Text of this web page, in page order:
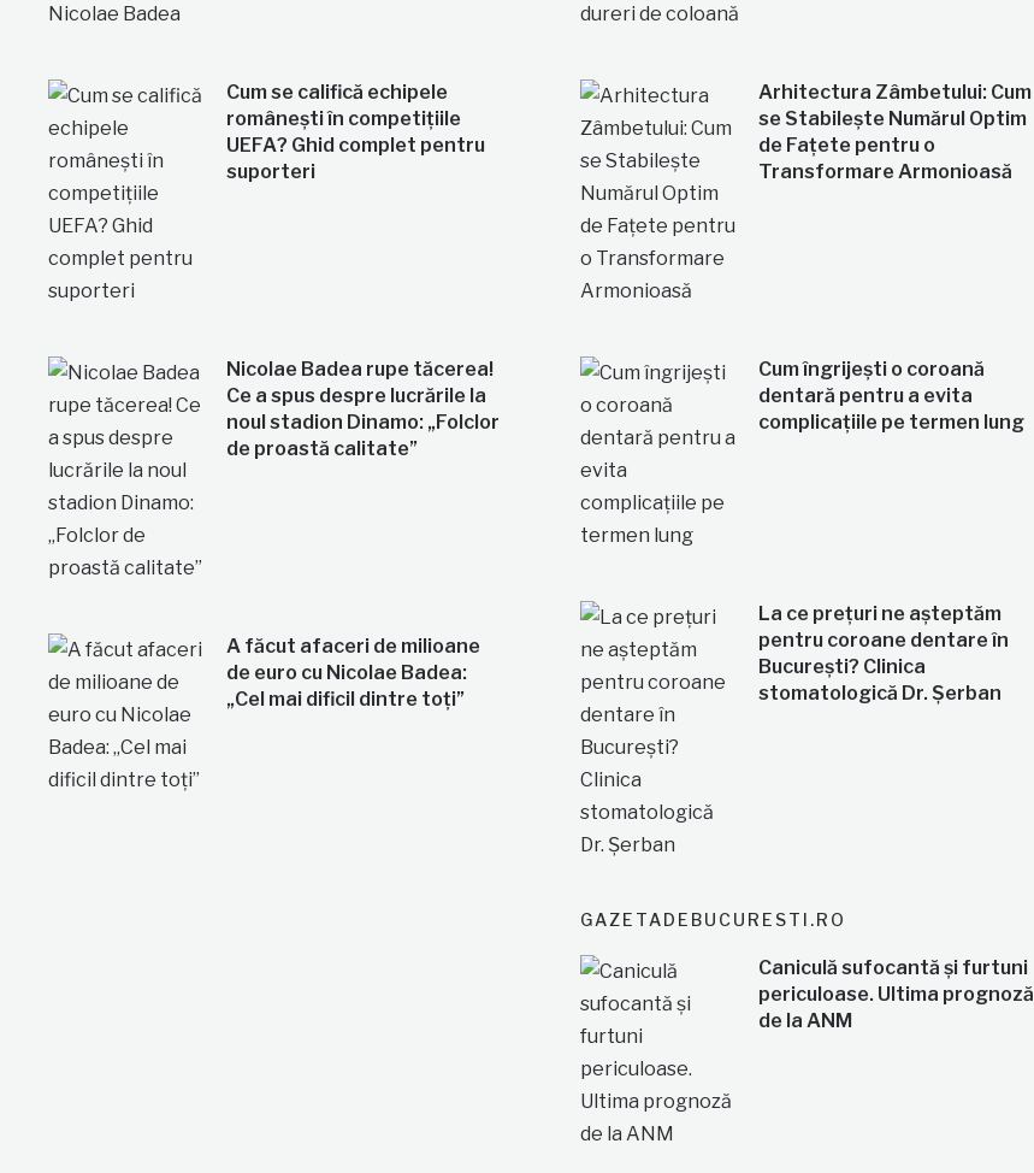
Cum se califică echipele
românești în competițiile
UEFA? Ghid complet pentru
suporteri
Nicolae Badea rupe tăcerea!
Ce a spus despre lucrările la
noul stadion Dinamo: „Folclor
de proastă calitate”
A făcut afaceri de milioane
de euro cu Nicolae Badea:
„Cel mai dificil dintre toți”
Arhitectura Zâmbetului: Cum
se Stabilește Numărul Optim
de Fațete pentru o
Transformare Armonioasă
Cum îngrijești o coroană
dentară pentru a evita
complicațiile pe termen lung
La ce prețuri ne așteptăm
pentru coroane dentare în
București? Clinica
stomatologică Dr. Șerban
GAZETADEBUCURESTI.RO
Caniculă sufocantă și furtuni
periculoase. Ultima prognoză
de la ANM